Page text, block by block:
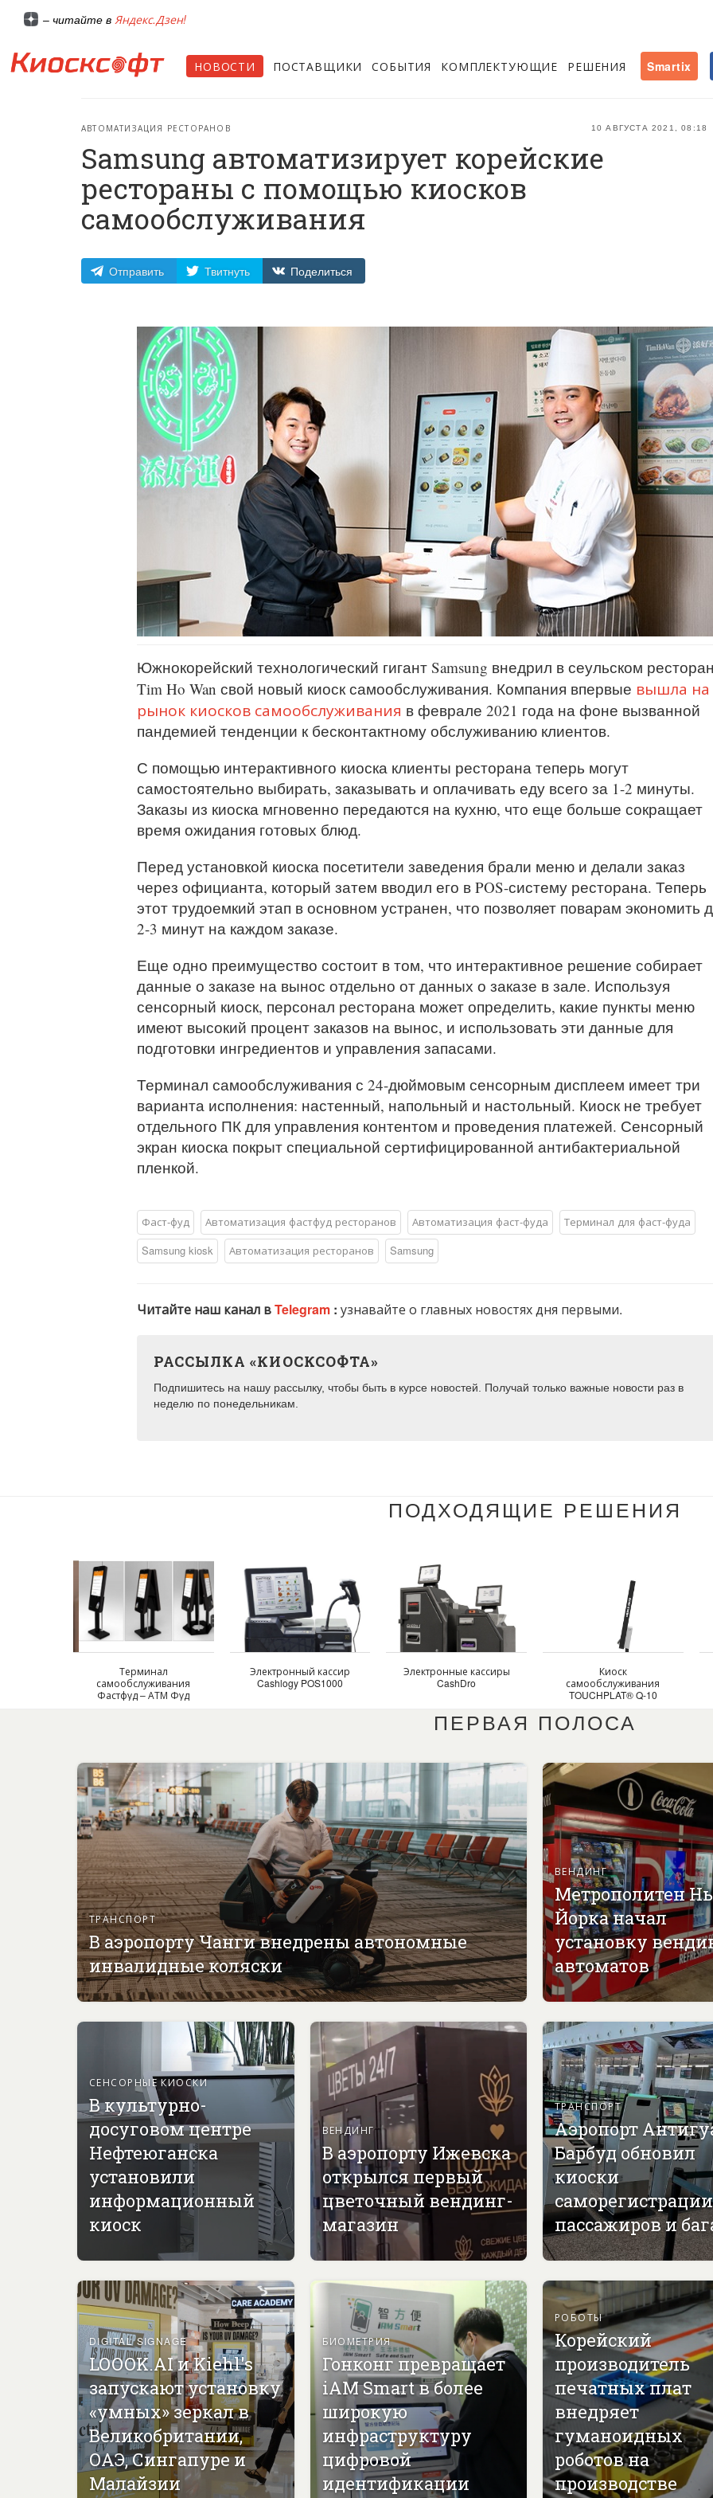
– читайте в Яндекс.Дзен!
НОВОСТИ ПОСТАВЩИКИ СОБЫТИЯ КОМПЛЕКТУЮЩИЕ РЕШЕНИЯ Smartix
10 АВГУСТА 2021, 08:18
АВТОМАТИЗАЦИЯ РЕСТОРАНОВ
Samsung автоматизирует корейские
рестораны с помощью киосков
самообслуживания
Отправить Твитнуть Поделиться
Южнокорейский технологический гигант Samsung внедрил в сеульском
Tim Ho Wan свой новый киоск самообслуживания. Компания впервые вышла на
рынок киосков самообслуживания в феврале 2021 года на фоне вызванной
пандемией тенденции к бесконтактному обслуживанию клиентов.
С помощью интерактивного киоска клиенты ресторана теперь могут
самостоятельно выбирать, заказывать и оплачивать еду всего за 1-2 минуты.
Заказы из киоска мгновенно передаются на кухню, что еще больше сокращает
время ожидания готовых блюд.
Перед установкой киоска посетители заведения брали меню и делали заказ
через официанта, который затем вводил его в POS-систему ресторана. Теперь
этот трудоемкий этап в основном устранен, что позволяет поварам экономить
2-3 минут на каждом заказе.
Еще одно преимущество состоит в том, что интерактивное решение собирает
данные о заказе на вынос отдельно от данных о заказе в зале. Используя
сенсорный киоск, персонал ресторана может определить, какие пункты меню
имеют высокий процент заказов на вынос, и использовать эти данные для
подготовки ингредиентов и управления запасами.
Терминал самообслуживания с 24-дюймовым сенсорным дисплеем имеет три
варианта исполнения: настенный, напольный и настольный. Киоск не требует
отдельного ПК для управления контентом и проведения платежей. Сенсорный
экран киоска покрыт специальной сертифицированной антибактериальной
пленкой.
Фаст-фуд Автоматизация фастфуд ресторанов Автоматизация фаст-фуда
Терминал для фаст-фуда
Samsung kiosk
Автоматизация ресторанов Samsung
Читайте наш канал вTelegram : узнавайте о главных новостях дня первыми.
РАССЫЛКА «КИОСКСОФТА»
Подпишитесь на нашу рассылку, чтобы быть в курсе новостей. Получай только важные новости раз в
неделю по понедельникам.
ПОДХОДЯЩИЕ РЕШЕНИЯ
Терминал
самообслуживания
Фастфуд – АТМ Фуд
Электронный кассир
Cashlogy POS1000
Электронные кассиры
CashDro
Киоск
самообслуживания
TOUCHPLAT® Q-10
ПЕРВАЯ ПОЛОСА
ТРАНСПОРТ
В аэропорту Чанги внедрены автономные
инвалидные коляски
ВЕНДИНГ
Метрополитен
Йорка начал
установку
автоматов
СЕНСОРНЫЕ КИОСКИ
В культурно-
досуговом центре
Нефтеюганска
установили
информационный
киоск
ВЕНДИНГ
В аэропорту Ижевска
открылся первый
цветочный вендинг-
магазин
ТРАНСПОРТ
Аэропорт
Барбуд обновил
киоски
саморегистрации
пассажиров и
DIGITAL SIGNAGE
LOOOK.AI и Kiehl's
запускают установку
«умных» зеркал в
Великобритании,
ОАЭ, Сингапуре и
Малайзии
БИОМЕТРИЯ
Гонконг превращает
iAM Smart в более
широкую
инфраструктуру
цифровой
идентификации
РОБОТЫ
Корейский
производитель
печатных плат
внедряет
гуманоидных
роботов на
производстве